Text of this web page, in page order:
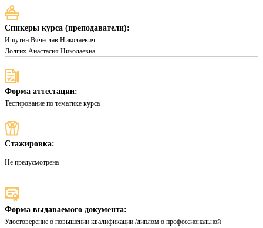
Спикеры курса (преподаватели):
Ишутин Вячеслав Николаевич
Долгих Анастасия Николаевна
Форма аттестации:
Тестирование по тематике курса
Стажировка:
Не предусмотрена
Форма выдаваемого документа:
Удостоверение о повышении квалификации /диплом о профессиональной